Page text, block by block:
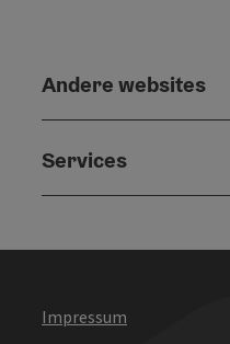
Andere websites
Services
Impressum